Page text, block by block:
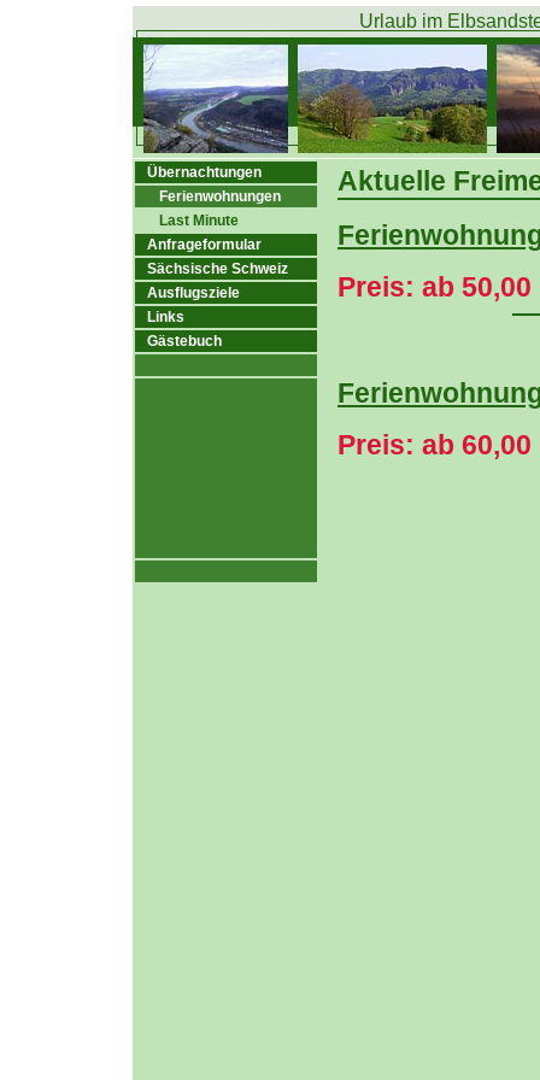
Urlaub im
Übernachtungen
Ferienwohnungen
Last Minute
Anfrageformular
Sächsische Schweiz
Ausflugsziele
Links
Gästebuch
Aktuelle
Preis: ab
Preis: ab